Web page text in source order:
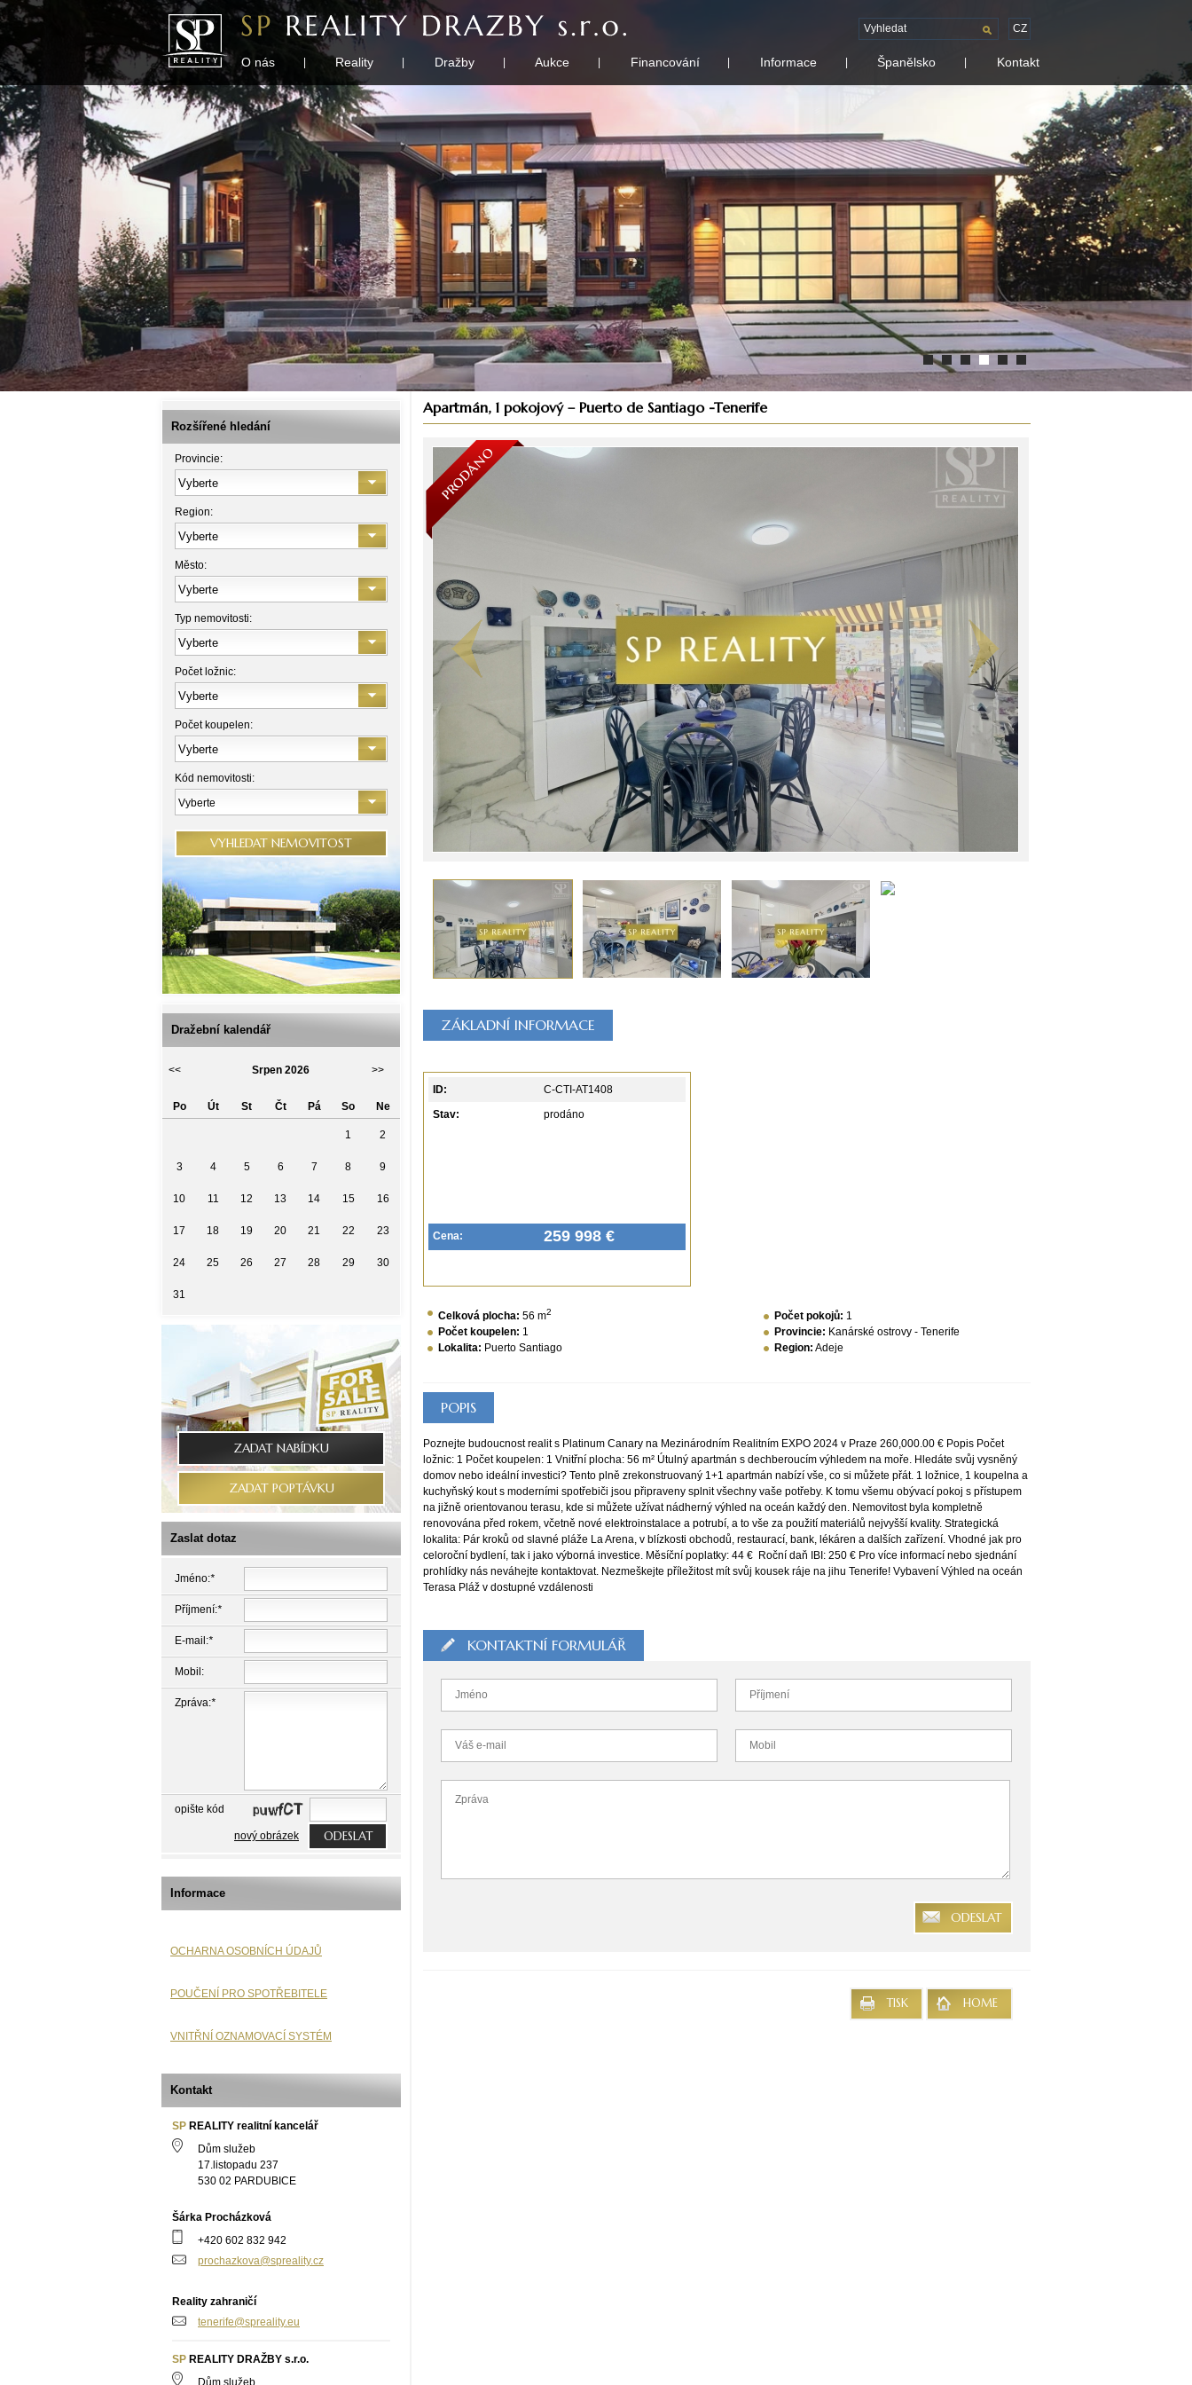
CZ
O nás Reality Dražby Aukce Financování Informace Španělsko Kontakt
Rozšířené hledání
Provincie:
Region:
Město:
Typ nemovitosti:
Počet ložnic:
Počet koupelen:
Kód nemovitosti:
Vyberte
VYHLEDAT NEMOVITOST
Dražební kalendář
<< Srpen 2026 >>
Po Út St Čt Pá So Ne
1 2
3 4 5 6 7 8 9
10 11 12 13 14 15 16
17 18 19 20 21 22 23
24 25 26 27 28 29 30
31
ZADAT NABÍDKU
ZADAT POPTÁVKU
Zaslat dotaz
Jméno:*
Příjmení:*
E-mail:*
Mobil:
Zpráva:*
opište kód
nový obrázek ODESLAT
Informace
OCHARNA OSOBNÍCH ÚDAJŮ
POUČENÍ PRO SPOTŘEBITELE
VNITŘNÍ OZNAMOVACÍ SYSTÉM
Kontakt
SP REALITY realitní kancelář
Dům služeb
17.listopadu 237
530 02 PARDUBICE
Šárka Procházková
+420 602 832 942
prochazkova@spreality.cz
Reality zahraničí
tenerife@spreality.eu
SP REALITY DRAŽBY s.r.o.
Dům služeb
Apartmán, 1 pokojový – Puerto de Santiago -Tenerife
ZÁKLADNÍ INFORMACE
ID: C-CTI-AT1408
Stav: prodáno
Cena: 259 998 €
Celková plocha: 56 m2 Počet pokojů: 1
Počet koupelen: 1 Provincie: Kanárské ostrovy - Tenerife
Lokalita: Puerto Santiago Region: Adeje
POPIS
Poznejte budoucnost realit s Platinum Canary na Mezinárodním Realitním EXPO 2024 v Praze 260,000.00 € Popis Počet
ložnic: 1 Počet koupelen: 1 Vnitřní plocha: 56 m² Útulný apartmán s dechberoucím výhledem na moře. Hledáte svůj vysněný
domov nebo ideální investici? Tento plně zrekonstruovaný 1+1 apartmán nabízí vše, co si můžete přát. 1 ložnice, 1 koupelna a
kuchyňský kout s moderními spotřebiči jsou připraveny splnit všechny vaše potřeby. K tomu všemu obývací pokoj s přístupem
na jižně orientovanou terasu, kde si můžete užívat nádherný výhled na oceán každý den. Nemovitost byla kompletně
renovována před rokem, včetně nové elektroinstalace a potrubí, a to vše za použití materiálů nejvyšší kvality. Strategická
lokalita: Pár kroků od slavné pláže La Arena, v blízkosti obchodů, restaurací, bank, lékáren a dalších zařízení. Vhodné jak pro
celoroční bydlení, tak i jako výborná investice. Měsíční poplatky: 44 € Roční daň IBI: 250 € Pro více informací nebo sjednání
prohlídky nás neváhejte kontaktovat. Nezmeškejte příležitost mít svůj kousek ráje na jihu Tenerife! Vybavení Výhled na oceán
Terasa Pláž v dostupné vzdálenosti
KONTAKTNÍ FORMULÁŘ
ODESLAT
TISK HOME